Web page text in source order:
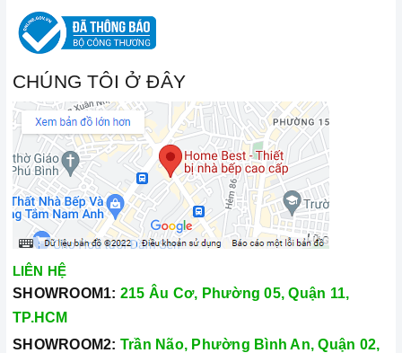
CHÚNG TÔI Ở ĐÂY
LIÊN HỆ
SHOWROOM1: 215 Âu Cơ, Phường 05, Quận 11,
TP.HCM
SHOWROOM2: Trần Não, Phường Bình An, Quận 02,